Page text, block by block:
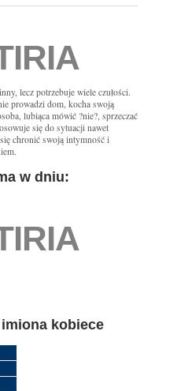
lecz potrzebuje wiele czułości.
prowadzi dom, kocha swoją
lubiąca mówić ?nie?, sprzeczać
się do sytuacji nawet
chronić swoją intymność i
w dniu:
kobiece